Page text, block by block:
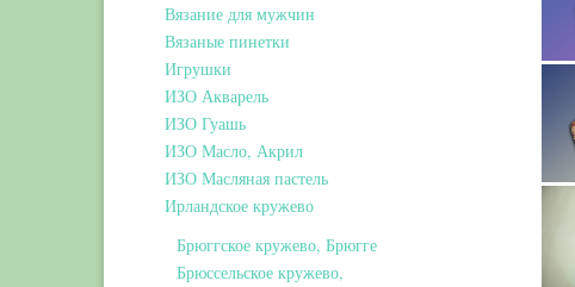
Вязание для мужчин
Вязаные пинетки
Игрушки
ИЗО Акварель
ИЗО Гуашь
ИЗО Масло, Акрил
ИЗО Масляная пастель
Ирландское кружево
Брюггское кружево, Брюгге
Брюссельское кружево,